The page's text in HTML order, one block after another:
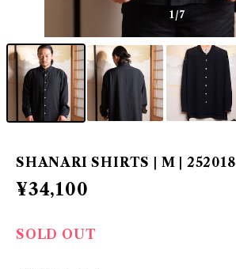
1/7
SHANARI SHIRTS | M | 252018
¥34,100
SOLD OUT